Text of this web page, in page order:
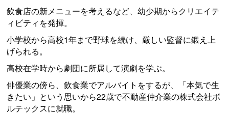
飲食店の新メニューを考えるなど、幼少期からクリエイテ
ィビティを発揮。
小学校から高校1年まで野球を続け、厳しい監督に鍛え上
げられる。
高校在学時から劇団に所属して演劇を学ぶ。
俳優業の傍ら、飲食業でアルバイトをするが、「本気で生
きたい」という思いから22歳で不動産仲介業の株式会社ボ
ルテックスに就職。